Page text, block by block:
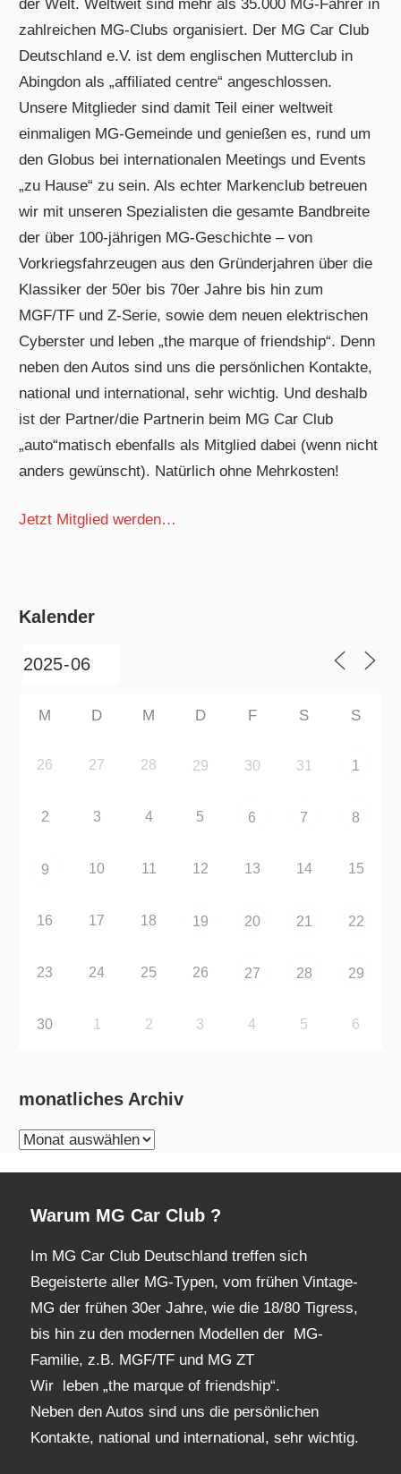
der Welt. Weltweit sind mehr als 35.000 MG-Fahrer in
zahlreichen MG-Clubs organisiert. Der MG Car Club
Deutschland e.V. ist dem englischen Mutterclub in
Abingdon als „affiliated centre“ angeschlossen.
Unsere Mitglieder sind damit Teil einer weltweit
einmaligen MG-Gemeinde und genießen es, rund um
den Globus bei internationalen Meetings und Events
„zu Hause“ zu sein. Als echter Markenclub betreuen
wir mit unseren Spezialisten die gesamte Bandbreite
der über 100-jährigen MG-Geschichte – von
Vorkriegsfahrzeugen aus den Gründerjahren über die
Klassiker der 50er bis 70er Jahre bis hin zum
MGF/TF und Z-Serie, sowie dem neuen elektrischen
Cyberster und leben „the marque of friendship“. Denn
neben den Autos sind uns die persönlichen Kontakte,
national und international, sehr wichtig. Und deshalb
ist der Partner/die Partnerin beim MG Car Club
„auto“matisch ebenfalls als Mitglied dabei (wenn nicht
anders gewünscht). Natürlich ohne Mehrkosten!
Jetzt Mitglied werden…
Kalender
M D M D F S S
26 27 28 29 30 31 1
2 3 4 5 6 7 8
9 10 11 12 13 14 15
16 17 18 19 20 21 22
23 24 25 26 27 28 29
30 1 2 3 4 5 6
monatliches Archiv
monatliches
Warum MG Car Club ?
Im MG Car Club Deutschland treffen sich
Begeisterte aller MG-Typen, vom frühen Vintage-
MG der frühen 30er Jahre, wie die 18/80 Tigress,
bis hin zu den modernen Modellen der MG-
Familie, z.B. MGF/TF und MG ZT
Wir leben „the marque of friendship“.
Neben den Autos sind uns die persönlichen
Kontakte, national und international, sehr wichtig.